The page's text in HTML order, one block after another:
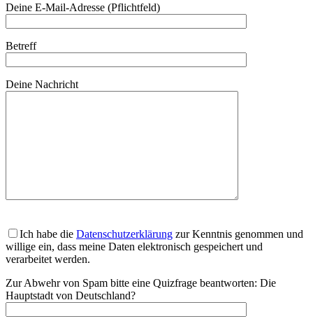
Deine E-Mail-Adresse (Pflichtfeld)
Betreff
Deine Nachricht
Ich habe die Datenschutzerklärung zur Kenntnis genommen und
willige ein, dass meine Daten elektronisch gespeichert und
verarbeitet werden.
Zur Abwehr von Spam bitte eine Quizfrage beantworten: Die
Hauptstadt von Deutschland?